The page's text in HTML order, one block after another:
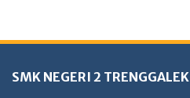
SMK NEGERI 2 TRENGGALEK